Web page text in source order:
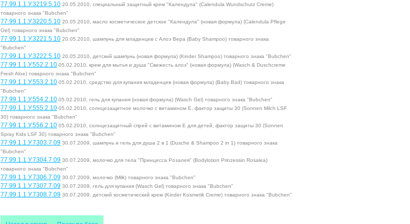
77.99.1.1.У.3219.5.10 20.05.2010, специальный защитный крем "Календула" (Calendula Wundschutz Сreme)
товарного знака "Bubchen"
77.99.1.1.У.3220.5.10 20.05.2010, масло косметическое детское "Календула" (новая формула) (Calendula Pflege
Oеl) товарного знака "Bubchen"
77.99.1.1.У.3221.5.10 20.05.2010, шампунь для младенцев с Алоэ Вера (Baby Shampoo) товарного знака
"Bubchen"
77.99.1.1.У.3222.5.10 20.05.2010, детский шампунь (новая формула) (Kinder Shampoo) товарного знака "Bubchen"
77.99.1.1.У.552.2.10 05.02.2010, крем для мытья и душа "Свежесть алоэ" (новая формула) (Wasch & Duschcreme
Fresh Aloe) товарного знака "Bubchen"
77.99.1.1.У.553.2.10 05.02.2010, средство для купания младенцев (новая формула) (Baby Bad) товарного знака
"Bubchen"
77.99.1.1.У.554.2.10 05.02.2010, гель для купания (новая формула) (Wasch Gel) товарного знака "Bubchen"
77.99.1.1.У.555.2.10 05.02.2010, солнцезащитное молочко с витамином Е, фактор защиты 30 (Sonnen Milch LSF
30) товарного знака "Bubchen"
77.99.1.1.У.556.2.10 05.02.2010, солнцезащитный спрей с витамином Е для детей, фактор защиты 30 (Sonnen
Spray Kids LSF 30) товарного знака "Bubchen"
77.99.1.1.У.7303.7.09 30.07.2009, шампунь и гель для душа 2 в 1 (Dusche & Shampoo 2 in 1) товарного знака
"Bubchen"
77.99.1.1.У.7304.7.09 30.07.2009, молочко для тела "Принцесса Розалея" (Bodylotion Prinzessin Rosalea)
товарного знака "Bubchen"
77.99.1.1.У.7306.7.09 30.07.2009, молочко (Milk) товарного знака "Bubchen"
77.99.1.1.У.7307.7.09 30.07.2009, гель для купания (Wasch Gel) товарного знака "Bubchen"
77.99.1.1.У.7308.7.09 30.07.2009, детский косметический крем (Kinder Kosmetik Creme) товарного знака "Bubchen"